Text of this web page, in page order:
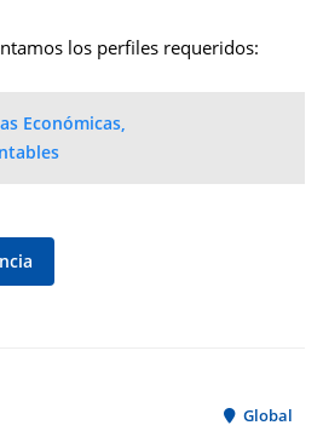
los perfiles requeridos:
Económicas,
Global